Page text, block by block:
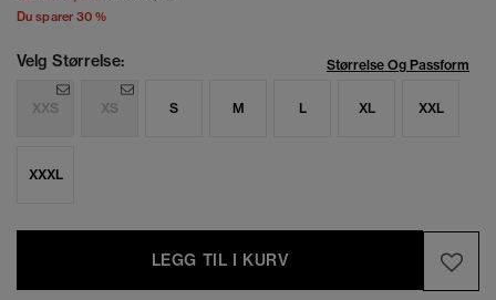
Du sparer 30 %
Velg Størrelse: Størrelse Og Passform
XXS XS S M L XL XXL
XXXL
LEGG TIL I KURV